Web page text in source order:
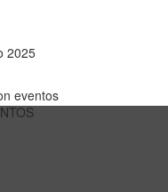
2025
eventos